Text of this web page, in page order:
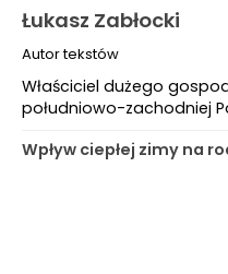
Łukasz Zabłocki
Autor tekstów
Właściciel dużego
południowo-zachodniej
Wpływ ciepłej zimy na